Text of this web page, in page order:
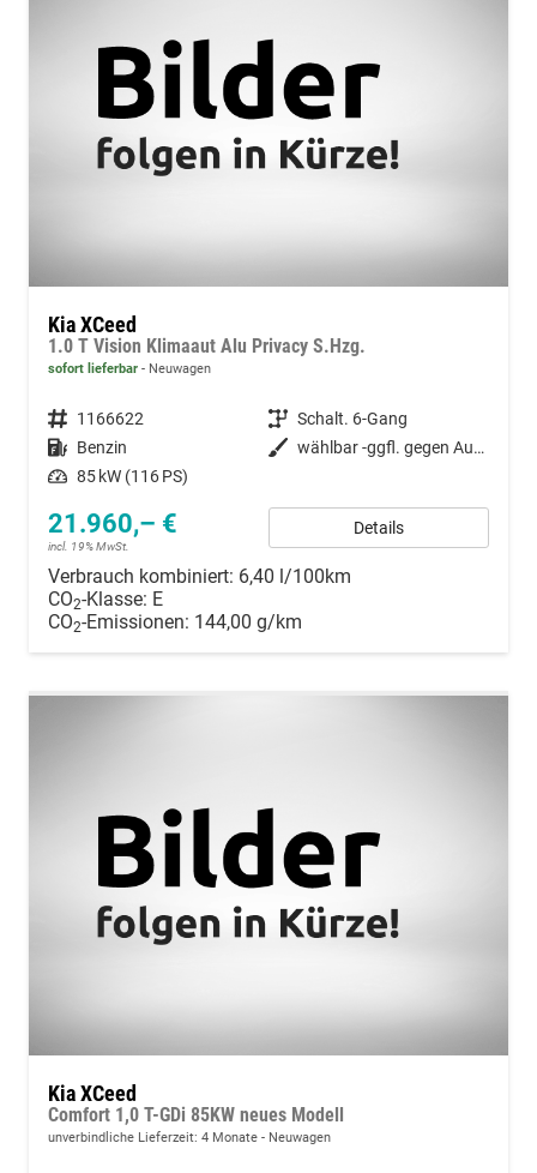
Kia XCeed
1.0 T Vision Klimaaut Alu Privacy S.Hzg.
sofort lieferbar Neuwagen
Fahrzeugnummer 1166622 Getriebe Schalt. 6-Gang
Kraftstoff Benzin Außenfarbe
wählbar -ggfl. gegen Auspreis-
Leistung 85 kW (116 PS)
21.960,– €
incl. 19% MwSt.
Details
Verbrauch kombiniert: 6,40 l/100km
CO2-Klasse: E
CO2-Emissionen: 144,00 g/km
Kia XCeed
Comfort 1,0 T-GDi 85KW neues Modell
unverbindliche Lieferzeit: 4 Monate Neuwagen